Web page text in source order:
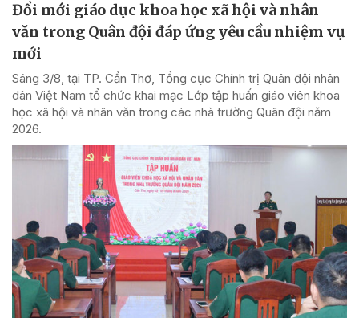
Đổi mới giáo dục khoa học xã hội và nhân
văn trong Quân đội đáp ứng yêu cầu nhiệm vụ
mới
Sáng 3/8, tại TP. Cần Thơ, Tổng cục Chính trị Quân đội nhân
dân Việt Nam tổ chức khai mạc Lớp tập huấn giáo viên khoa
học xã hội và nhân văn trong các nhà trường Quân đội năm
2026.